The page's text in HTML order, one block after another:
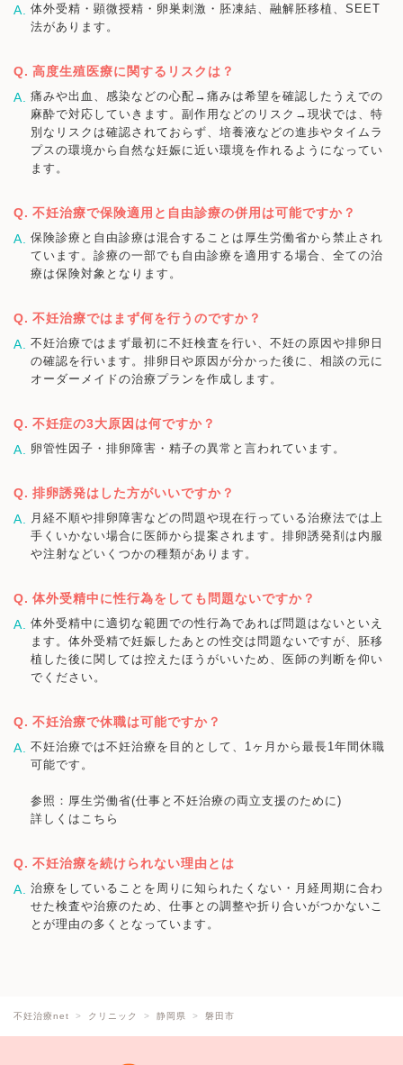
体外受精・顕微授精・卵巣刺激・胚凍結、融解胚移植、SEET
法があります。
高度生殖医療に関するリスクは？
痛みや出血、感染などの心配→痛みは希望を確認したうえでの
麻酔で対応していきます。副作用などのリスク→現状では、特
別なリスクは確認されておらず、培養液などの進歩やタイムラ
プスの環境から自然な妊娠に近い環境を作れるようになってい
ます。
不妊治療で保険適用と自由診療の併用は可能ですか？
保険診療と自由診療は混合することは厚生労働省から禁止され
ています。診療の一部でも自由診療を適用する場合、全ての治
療は保険対象となります。
不妊治療ではまず何を行うのですか？
不妊治療ではまず最初に不妊検査を行い、不妊の原因や排卵日
の確認を行います。排卵日や原因が分かった後に、相談の元に
オーダーメイドの治療プランを作成します。
不妊症の3大原因は何ですか？
卵管性因子・排卵障害・精子の異常と言われています。
排卵誘発はした方がいいですか？
月経不順や排卵障害などの問題や現在行っている治療法では上
手くいかない場合に医師から提案されます。排卵誘発剤は内服
や注射などいくつかの種類があります。
体外受精中に性行為をしても問題ないですか？
体外受精中に適切な範囲での性行為であれば問題はないといえ
ます。体外受精で妊娠したあとの性交は問題ないですが、胚移
植した後に関しては控えたほうがいいため、医師の判断を仰い
でください。
不妊治療で休職は可能ですか？
不妊治療では不妊治療を目的として、1ヶ月から最長1年間休職
可能です。
参照：厚生労働省(仕事と不妊治療の両立支援のために)
詳しくはこちら
不妊治療を続けられない理由とは
治療をしていることを周りに知られたくない・月経周期に合わ
せた検査や治療のため、仕事との調整や折り合いがつかないこ
とが理由の多くとなっています。
不妊治療net クリニック 静岡県 磐田市